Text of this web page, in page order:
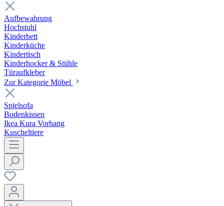
Aufbewahrung
Hochstuhl
Kinderbett
Kinderküche
Kindertisch
Kinderhocker & Stühle
Türaufkleber
Zur Kategorie Möbel
Spielsofa
Bodenkissen
Ikea Kura Vorhang
Kuscheltiere